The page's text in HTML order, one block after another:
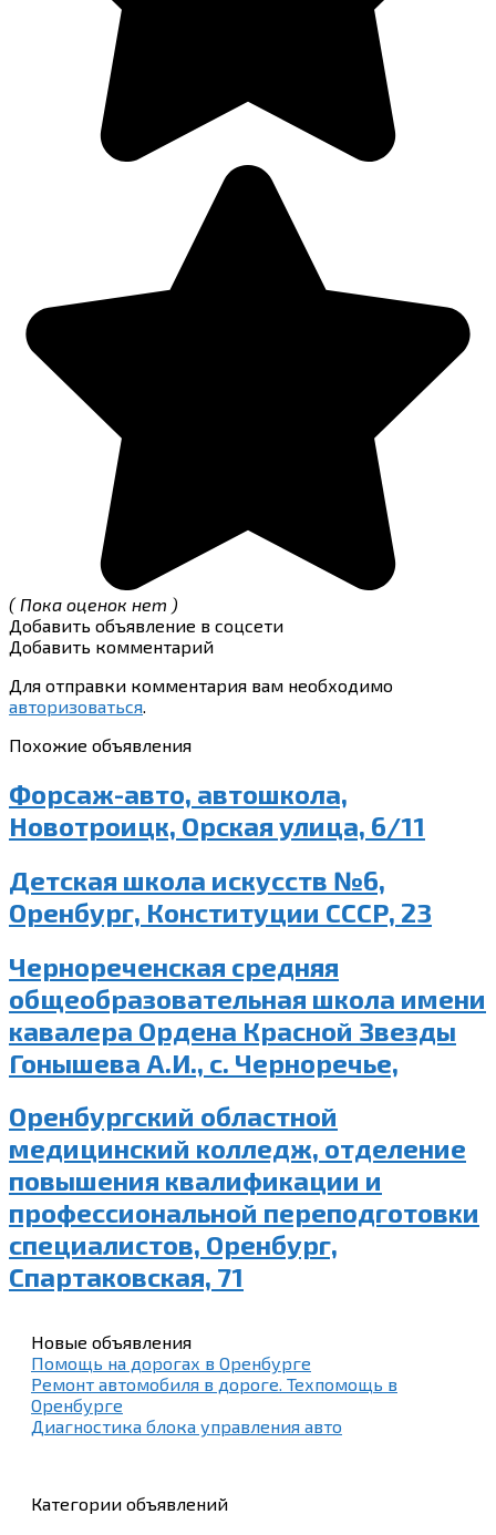
( Пока оценок нет )
Добавить объявление в соцсети
Добавить комментарий
Для отправки комментария вам необходимо
авторизоваться.
Похожие объявления
Форсаж-авто, автошкола,
Новотроицк, Орская улица, 6/11
Детская школа искусств №6,
Оренбург, Конституции СССР, 23
Чернореченская средняя
общеобразовательная школа имени
кавалера Ордена Красной Звезды
Гонышева А.И., с. Черноречье,
Оренбургский областной
медицинский колледж, отделение
повышения квалификации и
профессиональной переподготовки
специалистов, Оренбург,
Спартаковская, 71
Новые объявления
Помощь на дорогах в Оренбурге
Ремонт автомобиля в дороге. Техпомощь в
Оренбурге
Диагностика блока управления авто
Категории объявлений